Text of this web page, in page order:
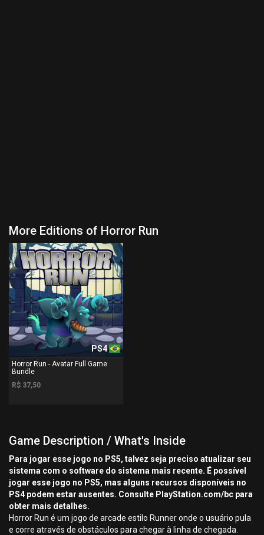
More Editions of Horror Run
PS4
Horror Run - Avatar Full Game
Bundle
R$ 37,50
Game Description / What's Inside
Para jogar esse jogo no PS5, talvez seja preciso atualizar seu
sistema com o software do sistema mais recente. É possível
jogar esse jogo no PS5, mas alguns recursos disponíveis no
PS4 podem estar ausentes. Consulte PlayStation.com/bc para
obter mais detalhes.
Horror Run é um jogo de arcade estilo Runner onde o usuário pula
e corre através de obstáculos para chegar à linha de chegada.